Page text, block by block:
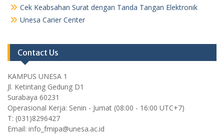
Cek Keabsahan Surat dengan Tanda Tangan Elektronik
Unesa Carier Center
Contact Us
KAMPUS UNESA 1
Jl. Ketintang Gedung D1
Surabaya 60231
Operasional Kerja: Senin - Jumat (08:00 - 16:00 UTC+7)
T: (031)8296427
Email: info_fmipa@unesa.ac.id